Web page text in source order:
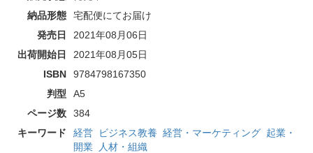
納品形態
宅配便にてお届け
発売日
2021年08月06日
出荷開始日
2021年08月05日
ISBN
9784798167350
判型
A5
ページ数
384
キーワード
経営 ビジネス教養 経営・マーケティング 起業・
開業
人材・組織